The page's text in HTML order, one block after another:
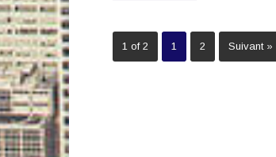
1 of 2 1 2 Suivant »